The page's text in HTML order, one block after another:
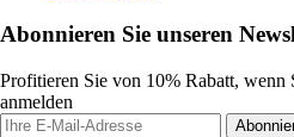
Abonnieren Sie unseren
Profitieren Sie von 10% Rabatt, wenn
anmelden